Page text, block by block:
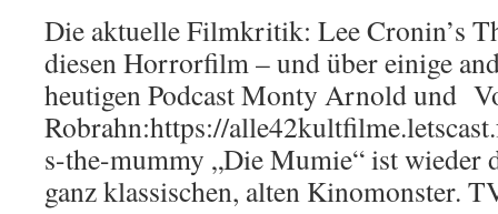
Die aktuelle Filmkritik: Lee Cronin’s
diesen Horrorfilm – und über einige
heutigen Podcast Monty Arnold und
Robrahn:https://
s-the-mummy „Die Mumie“ ist wieder
ganz klassischen, alten Kinomonster.